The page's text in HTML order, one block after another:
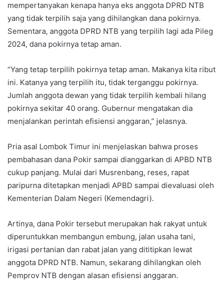
mempertanyakan kenapa hanya eks anggota DPRD NTB
yang tidak terpilih saja yang dihilangkan dana pokirnya.
Sementara, anggota DPRD NTB yang terpilih lagi ada Pileg
2024, dana pokirnya tetap aman.
“Yang tetap terpilih pokirnya tetap aman. Makanya kita ribut
ini. Katanya yang terpilih itu, tidak terganggu pokirnya.
Jumlah anggota dewan yang tidak terpilih kembali hilang
pokirnya sekitar 40 orang. Gubernur mengatakan dia
menjalankan perintah efisiensi anggaran,” jelasnya.
Pria asal Lombok Timur ini menjelaskan bahwa proses
pembahasan dana Pokir sampai dianggarkan di APBD NTB
cukup panjang. Mulai dari Musrenbang, reses, rapat
paripurna ditetapkan menjadi APBD sampai dievaluasi oleh
Kementerian Dalam Negeri (Kemendagri).
Artinya, dana Pokir tersebut merupakan hak rakyat untuk
diperuntukkan membangun embung, jalan usaha tani,
irigasi pertanian dan rabat jalan yang dititipkan lewat
anggota DPRD NTB. Namun, sekarang dihilangkan oleh
Pemprov NTB dengan alasan efisiensi anggaran.